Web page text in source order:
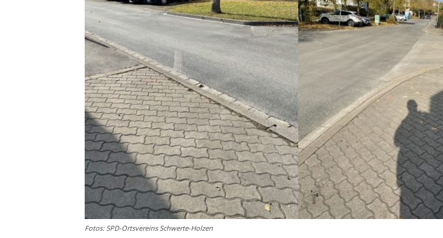
Fotos: SPD-Ortsvereins Schwerte-Holzen